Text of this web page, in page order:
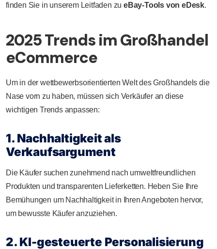
finden Sie in unserem Leitfaden zueBay-Tools von eDesk.
2025 Trends im Großhandel
eCommerce
Um in der wettbewerbsorientierten Welt des Großhandels die
Nase vorn zu haben, müssen sich Verkäufer an diese
wichtigen Trends anpassen:
1. Nachhaltigkeit als
Verkaufsargument
Die Käufer suchen zunehmend nach umweltfreundlichen
Produkten und transparenten Lieferketten. Heben Sie Ihre
Bemühungen um Nachhaltigkeit in Ihren Angeboten hervor,
um bewusste Käufer anzuziehen.
2. KI-gesteuerte Personalisierung